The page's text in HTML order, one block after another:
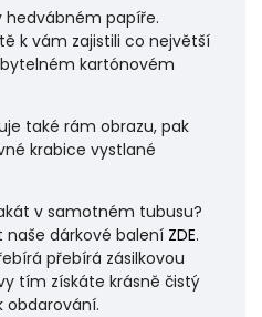
hedvábném papíře.
k vám zajistili co největší
kartónovém
také rám obrazu, pak
krabice vystlané
v samotném tubusu?
naše dárkové balení ZDE.
přebírá zásilkovou
tím získáte krásně čistý
obdarování.